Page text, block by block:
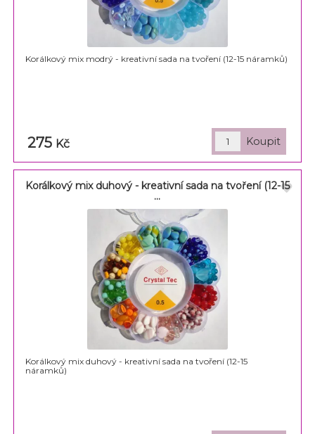
Korálkový mix modrý - kreativní sada na tvoření (12-15 náramků)
275 Kč
Korálkový mix duhový - kreativní sada na tvoření (12-15
...
Korálkový mix duhový - kreativní sada na tvoření (12-15
náramků)